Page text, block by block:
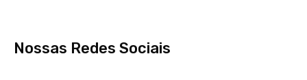
Nossas Redes Sociais